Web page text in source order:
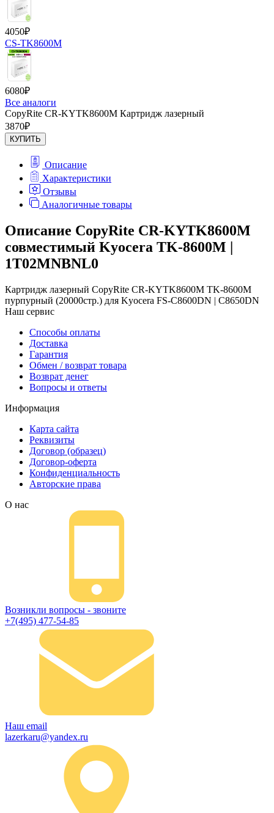
4050₽
CS-TK8600M
6080₽
Все аналоги
CopyRite CR-KYTK8600M Картридж лазерный
3870₽
КУПИТЬ
Описание
Характеристики
Отзывы
Аналогичные товары
Описание CopyRite CR-KYTK8600M
совместимый Kyocera TK-8600M |
1T02MNBNL0
Картридж лазерный CopyRite CR-KYTK8600M TK-8600M
пурпурный (20000стр.) для Kyocera FS-C8600DN | C8650DN
Наш сервис
Способы оплаты
Доставка
Гарантия
Обмен / возврат товара
Возврат денег
Вопросы и ответы
Информация
Карта сайта
Реквизиты
Договор (образец)
Договор-оферта
Конфиденциальность
Авторские права
О нас
Возникли вопросы - звоните
+7(495) 477-54-85
Наш email
lazerkaru@yandex.ru